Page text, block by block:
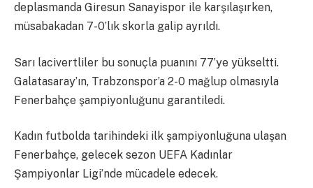
deplasmanda Giresun Sanayispor ile karşılaşırken,
müsabakadan 7-0’lık skorla galip ayrıldı.
Sarı lacivertliler bu sonuçla puanını 77’ye yükseltti.
Galatasaray’ın, Trabzonspor’a 2-0 mağlup olmasıyla
Fenerbahçe şampiyonluğunu garantiledi.
Kadın futbolda tarihindeki ilk şampiyonluğuna ulaşan
Fenerbahçe, gelecek sezon UEFA Kadınlar
Şampiyonlar Ligi’nde mücadele edecek.